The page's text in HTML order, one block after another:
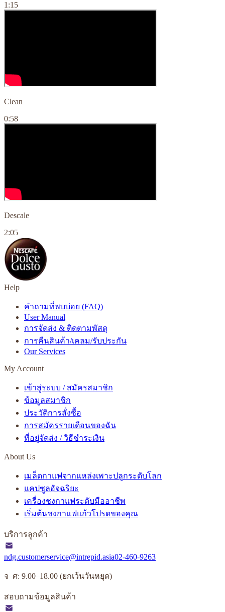
1:15
Clean
0:58
Descale
2:05
Help
คำถามที่พบบ่อย (FAQ)
User Manual
การจัดส่ง & ติดตามพัสดุ
การคืนสินค้า/เคลม/รับประกัน
Our Services
My Account
เข้าสู่ระบบ / สมัครสมาชิก
ข้อมูลสมาชิก
ประวัติการสั่งซื้อ
การสมัครรายเดือนของฉัน
ที่อยู่จัดส่ง / วิธีชำระเงิน
About Us
เมล็ดกาแฟจากแหล่งเพาะปลูกระดับโลก
แคปซูลอัจฉริยะ
เครื่องชงกาแฟระดับมืออาชีพ
เริ่มต้นชงกาแฟแก้วโปรดของคุณ
บริการลูกค้า
ndg.customerservice@intrepid.asia02-460-9263
จ–ศ: 9.00–18.00 (ยกเว้นวันหยุด)
สอบถามข้อมูลสินค้า